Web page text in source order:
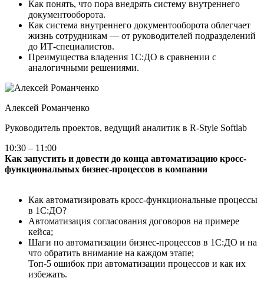
Как понять, что пора внедрять систему внутреннего
документооборота.
Как система внутреннего документооборота облегчает
жизнь сотрудникам — от руководителей подразделений
до ИТ-специалистов.
Преимущества владения 1С:ДО в сравнении с
аналогичными решениями.
Алексей Романченко
Руководитель проектов, ведущий аналитик в R‑Style Softlab
10:30 – 11:00
Как запустить и довести до конца автоматизацию кросс-
функциональных бизнес-процессов в компании
Как автоматизировать кросс-функциональные процессы
в 1С:ДО?
Автоматизация согласования договоров на примере
кейса;
Шаги по автоматизации бизнес-процессов в 1С:ДО и на
что обратить внимание на каждом этапе;
Топ-5 ошибок при автоматизации процессов и как их
избежать.